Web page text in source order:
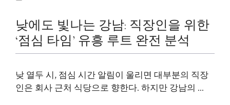
낮에도 빛나는 강남: 직장인을 위한
‘점심 타임’ 유흥 루트 완전 분석
낮 열두 시, 점심 시간 알림이 울리면 대부분의 직장
인은 회사 근처 식당으로 향한다. 하지만 강남의 ...